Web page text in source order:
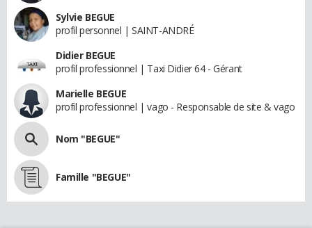
Sylvie BEGUE
profil personnel | SAINT-ANDRÉ
Didier BEGUE
profil professionnel | Taxi Didier 64 - Gérant
Marielle BEGUE
profil professionnel | vago - Responsable de site & vago
Nom "BEGUE"
Famille "BEGUE"